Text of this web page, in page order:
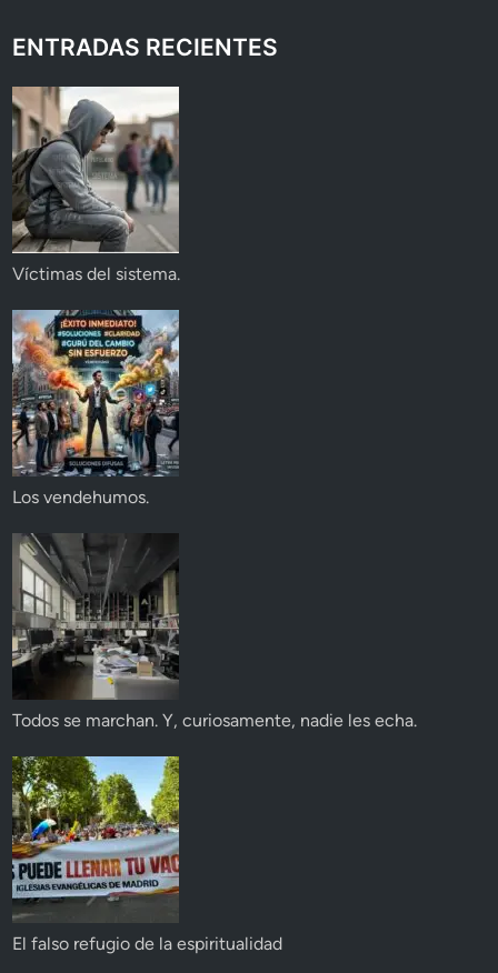
ENTRADAS RECIENTES
Víctimas del sistema.
Los vendehumos.
Todos se marchan. Y, curiosamente, nadie les echa.
El falso refugio de la espiritualidad